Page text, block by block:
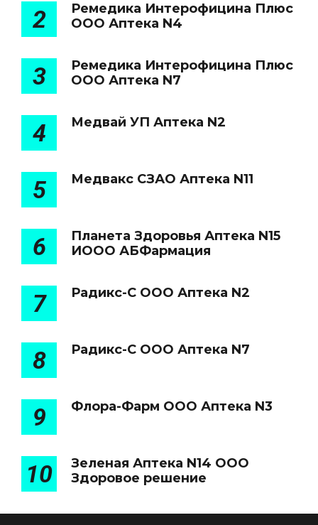
2
Ремедика Интерофицина Плюс
ООО Аптека N4
3
Ремедика Интерофицина Плюс
ООО Аптека N7
4 Медвай УП Аптека N2
5 Медвакс СЗАО Аптека N11
6
Планета Здоровья Аптека N15
ИООО АБФармация
7 Радикс-С ООО Аптека N2
8 Радикс-С ООО Аптека N7
9 Флора-Фарм ООО Аптека N3
10
Зеленая Аптека N14 ООО
Здоровое решение